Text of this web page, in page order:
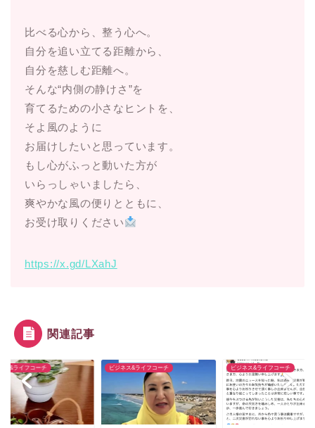
比べる心から、整う心へ。
自分を追い立てる距離から、
自分を慈しむ距離へ。
そんな“内側の静けさ”を
育てるための小さなヒントを、
そよ風のように
お届けしたいと思っています。
もし心がふっと動いた方が
いらっしゃいましたら、
爽やかな風の便りとともに、
お受け取りください
https://x.gd/LXahJ
関連記事
ス&ライフコーチ ビジネス&ライフコーチ ビジネス&ライフコーチ